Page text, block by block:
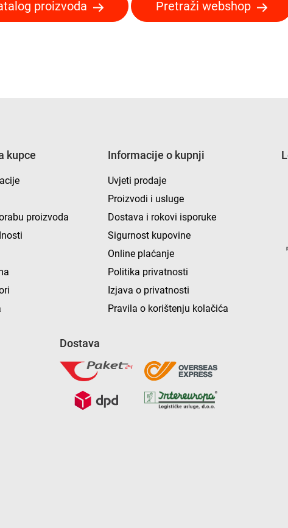
proizvoda Pretraži webshop
kupce
proizvoda
Informacije o kupnji
Uvjeti prodaje
Proizvodi i usluge
Dostava i rokovi isporuke
Sigurnost kupovine
Online plaćanje
Politika privatnosti
Izjava o privatnosti
Pravila o korištenju kolačića
Dostava